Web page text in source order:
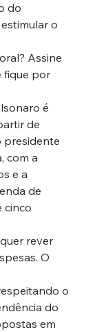
do
o
Assine
fique por
é
de
presidente
com a
e a
de
cinco
rever
O
o
do
em